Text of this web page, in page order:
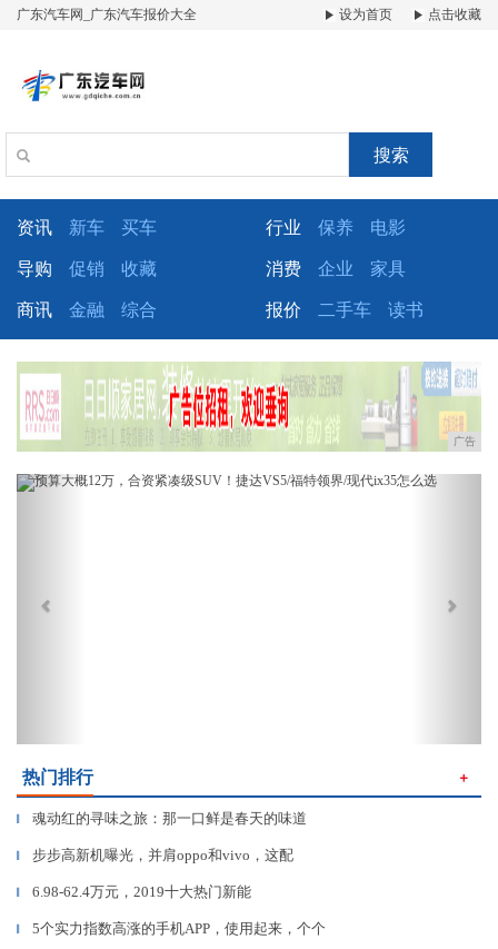
广东汽车网_广东汽车报价大全 设为首页 点击收藏
搜索
资讯 新车 买车 行业 保养 电影
导购 促销 收藏 消费 企业 家具
商讯 金融 综合 报价 二手车 读书
广告
Previous
热门排行 ＋
▎ 魂动红的寻味之旅：那一口鲜是春天的味道
▎ 步步高新机曝光，并肩oppo和vivo，这配
▎ 6.98-62.4万元，2019十大热门新能
▎ 5个实力指数高涨的手机APP，使用起来，个个